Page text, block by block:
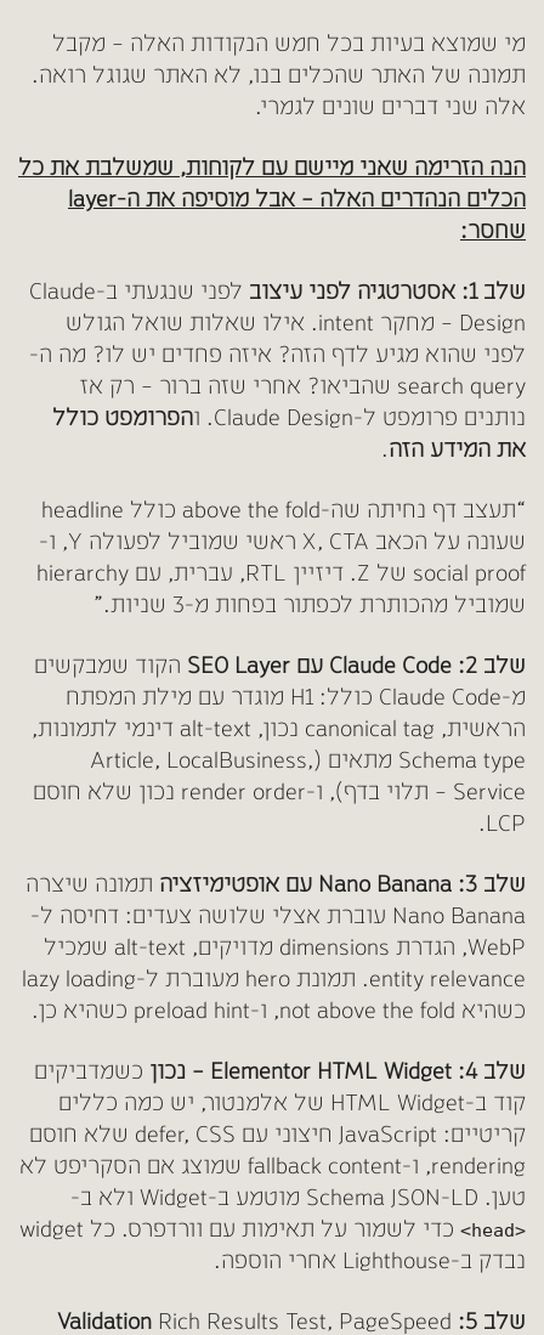
מי שמוצא בעיות בכל חמש הנקודות האלה – מקבל
תמונה של האתר שהכלים בנו, לא האתר שגוגל רואה.
אלה שני דברים שונים לגמרי.
הנה הזרימה שאני מיישם עם לקוחות, שמשלבת את כל
הכלים הנהדרים האלה – אבל מוסיפה את ה-layer
שחסר:
שלב 1: אסטרטגיה לפני עיצוב
לפני שנגעתי ב-Claude
Design – מחקר intent. אילו שאלות שואל הגולש
לפני שהוא מגיע לדף הזה? איזה פחדים יש לו? מה ה-
search query שהביאו? אחרי שזה ברור – רק אז
נותנים פרומפט ל-Claude Design. ו
הפרומפט כולל
את המידע הזה.
“תעצב דף נחיתה שה-above the fold כולל headline
שעונה על הכאב X, CTA ראשי שמוביל לפעולה Y, ו-
social proof של Z. דיזיין RTL, עברית, עם hierarchy
שמוביל מהכותרת לכפתור בפחות מ-3 שניות.”
שלב 2: Claude Code עם SEO Layer
הקוד שמבקשים
מ-Claude Code כולל: H1 מוגדר עם מילת המפתח
הראשית, canonical tag נכון, alt-text דינמי לתמונות,
Schema type מתאים (Article, LocalBusiness,
Service – תלוי בדף), ו-render order נכון שלא חוסם
LCP.
שלב 3: Nano Banana עם אופטימיזציה
תמונה שיצרה
Nano Banana עוברת אצלי שלושה צעדים: דחיסה ל-
WebP, הגדרת dimensions מדויקים, alt-text שמכיל
entity relevance. תמונת hero מעוברת ל-lazy loading
כשהיא not above the fold, ו-preload hint כשהיא כן.
שלב 4: Elementor HTML Widget – נכון
כשמדביקים
קוד ב-HTML Widget של אלמנטור, יש כמה כללים
קריטיים: JavaScript חיצוני עם defer, CSS שלא חוסם
rendering, ו-fallback content שמוצג אם הסקריפט לא
טען. Schema JSON-LD מוטמע ב-Widget ולא ב-
<head>
כדי לשמור על תאימות עם וורדפרס. כל widget
נבדק ב-Lighthouse אחרי הוספה.
שלב 5: Validation Rich Results Test, PageSpeed